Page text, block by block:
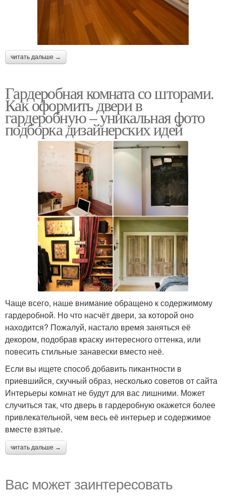
читать дальше →
Гардеробная комната со шторами.
Как оформить двери в
гардеробную – уникальная фото
подборка дизайнерских идей
Чаще всего, наше внимание обращено к содержимому
гардеробной. Но что насчёт двери, за которой оно
находится? Пожалуй, настало время заняться её
декором, подобрав краску интересного оттенка, или
повесить стильные занавески вместо неё.
Если вы ищете способ добавить пикантности в
приевшийся, скучный образ, несколько советов от сайта
Интерьеры комнат не будут для вас лишними. Может
случиться так, что дверь в гардеробную окажется более
привлекательной, чем весь её интерьер и содержимое
вместе взятые.
читать дальше →
Вас может заинтересовать